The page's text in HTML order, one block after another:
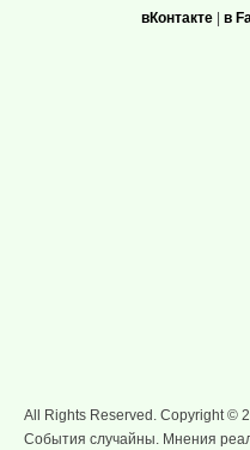
вКонтакте | в
All Rights Reserved. Copyright ©
События случайны. Мнения